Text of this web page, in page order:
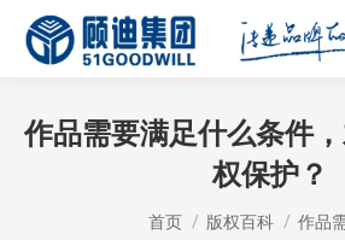
作品需要满足什么条件
权保护？
您在这里：
首页 版权百科 作品